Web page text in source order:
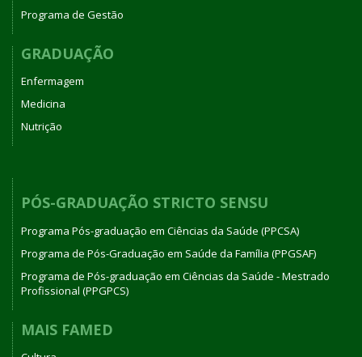
Programa de Gestão
GRADUAÇÃO
Enfermagem
Medicina
Nutrição
PÓS-GRADUAÇÃO STRICTO SENSU
Programa Pós-graduação em Ciências da Saúde (PPCSA)
Programa de Pós-Graduação em Saúde da Família (PPGSAF)
Programa de Pós-graduação em Ciências da Saúde - Mestrado
Profissional (PPGPCS)
MAIS FAMED